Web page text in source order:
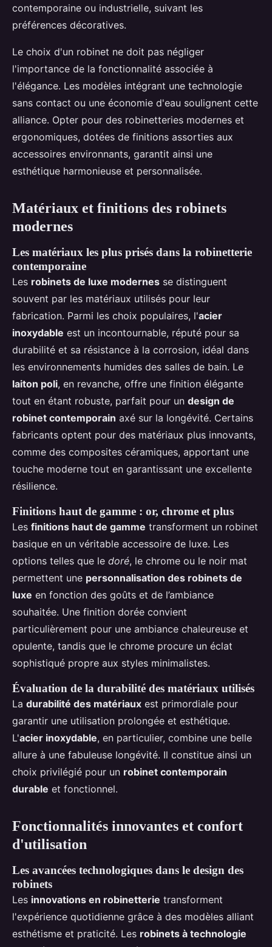
contemporaine ou industrielle, suivant les
préférences décoratives.
Le choix d'un robinet ne doit pas négliger
l'importance de la fonctionnalité associée à
l'élégance. Les modèles intégrant une technologie
sans contact ou une économie d'eau soulignent cette
alliance. Opter pour des robinetteries modernes et
ergonomiques, dotées de finitions assorties aux
accessoires environnants, garantit ainsi une
esthétique harmonieuse et personnalisée.
Matériaux et finitions des robinets
modernes
Les matériaux les plus prisés dans la robinetterie
contemporaine
Les robinets de luxe modernes se distinguent
souvent par les matériaux utilisés pour leur
fabrication. Parmi les choix populaires, l'acier
inoxydable est un incontournable, réputé pour sa
durabilité et sa résistance à la corrosion, idéal dans
les environnements humides des salles de bain. Le
laiton poli, en revanche, offre une finition élégante
tout en étant robuste, parfait pour un design de
robinet contemporain axé sur la longévité. Certains
fabricants optent pour des matériaux plus innovants,
comme des composites céramiques, apportant une
touche moderne tout en garantissant une excellente
résilience.
Finitions haut de gamme : or, chrome et plus
Les finitions haut de gamme transforment un robinet
basique en un véritable accessoire de luxe. Les
options telles que le doré, le chrome ou le noir mat
permettent une personnalisation des robinets de
luxe en fonction des goûts et de l’ambiance
souhaitée. Une finition dorée convient
particulièrement pour une ambiance chaleureuse et
opulente, tandis que le chrome procure un éclat
sophistiqué propre aux styles minimalistes.
Évaluation de la durabilité des matériaux utilisés
La durabilité des matériaux est primordiale pour
garantir une utilisation prolongée et esthétique.
L'acier inoxydable, en particulier, combine une belle
allure à une fabuleuse longévité. Il constitue ainsi un
choix privilégié pour un robinet contemporain
durable et fonctionnel.
Fonctionnalités innovantes et confort
d'utilisation
Les avancées technologiques dans le design des
robinets
Les innovations en robinetterie transforment
l'expérience quotidienne grâce à des modèles alliant
esthétisme et praticité. Les robinets à technologie